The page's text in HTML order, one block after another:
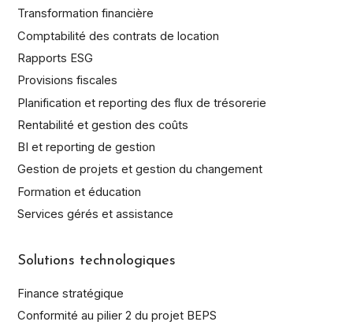
Transformation financière
Comptabilité des contrats de location
Rapports ESG
Provisions fiscales
Planification et reporting des flux de trésorerie
Rentabilité et gestion des coûts
BI et reporting de gestion
Gestion de projets et gestion du changement
Formation et éducation
Services gérés et assistance
Solutions technologiques
Finance stratégique
Conformité au pilier 2 du projet BEPS